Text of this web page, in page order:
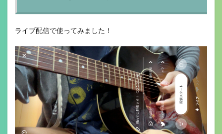
ライブ配信で使ってみました！